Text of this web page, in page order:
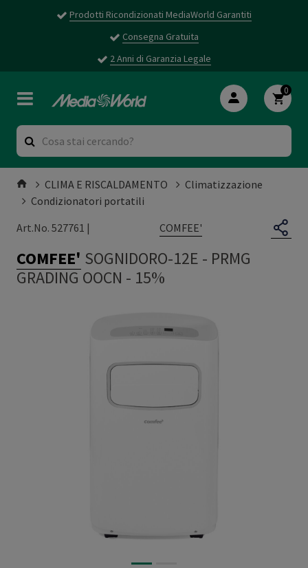
Prodotti Ricondizionati MediaWorld Garantiti
Consegna Gratuita
2 Anni di Garanzia Legale
0
CLIMA E RISCALDAMENTO
Climatizzazione
Condizionatori portatili
Art.No. 527761 |
COMFEE'
COMFEE' SOGNIDORO-12E - PRMG
GRADING OOCN - 15%